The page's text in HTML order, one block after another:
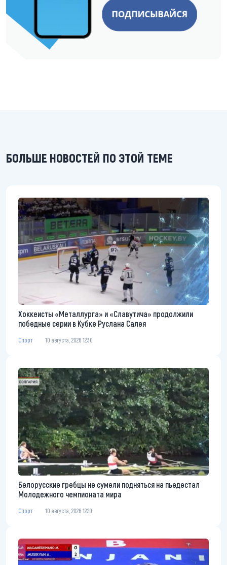
БОЛЬШЕ НОВОСТЕЙ ПО ЭТОЙ ТЕМЕ
Хоккеисты «Металлурга» и «Славутича» продолжили
победные серии в Кубке Руслана Салея
Спорт 10 августа, 2026 12:30
Белорусские гребцы не сумели подняться на пьедестал
Молодежного чемпионата мира
Спорт 10 августа, 2026 12:20